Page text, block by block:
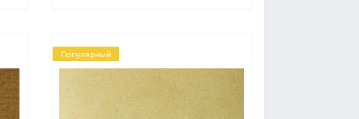
Популярный